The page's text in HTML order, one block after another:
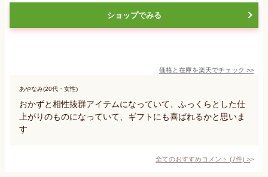
ショップでみる
価格と在庫を楽天でチェック >>
あやなみ(20代・女性)
おかずと相性抜群アイテムになっていて、ふっくらとした仕
上がりのものになっていて、ギフトにも喜ばれるかと思いま
す
全てのおすすめコメント (7件) >